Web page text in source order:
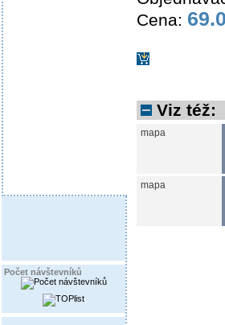
Počet návštevníků
Cena:
Viz též:
mapa
mapa